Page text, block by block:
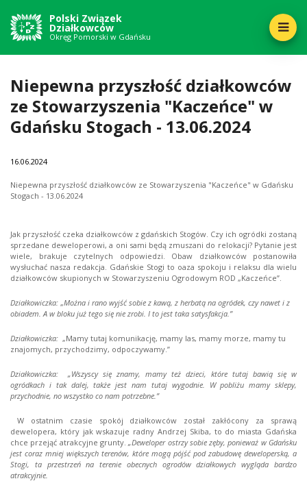
Polski Związek
Działkowców
Okręg Pomorski w Gdańsku
Niepewna przyszłość działkowców
ze Stowarzyszenia "Kaczeńce" w
Gdańsku Stogach - 13.06.2024
16 06.2024
Niepewna przyszłość działkowców ze Stowarzyszenia "Kaczeńce" w Gdańsku
Stogach - 13.06.2024
Jak przyszłość czeka działkowców z gdańskich Stogów. Czy ich ogródki zostaną
sprzedane deweloperowi, a oni sami będą zmuszani do relokacji? Pytanie jest
wiele, brakuje czytelnych odpowiedzi. Obaw działkowców postanowiła
wysłuchać nasza redakcja. Gdańskie Stogi to oaza spokoju i relaksu dla wielu
działkowców skupionych w Stowarzyszeniu Ogrodowym ROD „Kaczeńce”.
Działkowiczka: „Można i rano wyjść sobie z kawą, z herbatą na ogródek, czy nawet i z
obiadem. A w bloku już tego się nie zrobi. I to jest taka satysfakcja.”
Działkowiczka: „Mamy tutaj komunikację, mamy las, mamy morze, mamy tu
znajomych, przychodzimy, odpoczywamy.”
Działkowiczka:
„Wszyscy się znamy, mamy też dzieci, które tutaj bawią się w
ogródkach i tak dalej, także jest nam tutaj wygodnie. W pobliżu mamy sklepy,
przychodnie, no wszystko co nam potrzebne.”
W ostatnim czasie spokój działkowców został zakłócony za sprawą
dewelopera, który jak wskazuje radny Andrzej Skiba, to do miasta Gdańska
chce przejąć atrakcyjne grunty.„Deweloper ostrzy sobie zęby, ponieważ w Gdańsku
jest coraz mniej większych terenów, które mogą pójść pod zabudowę deweloperską, a
Stogi, ta przestrzeń na terenie obecnych ogrodów działkowych wygląda bardzo
atrakcyjnie.